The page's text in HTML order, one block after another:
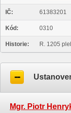
IČ: 61383201
Kód: 0310
Historie: R. 1205
Mgr. Piotr